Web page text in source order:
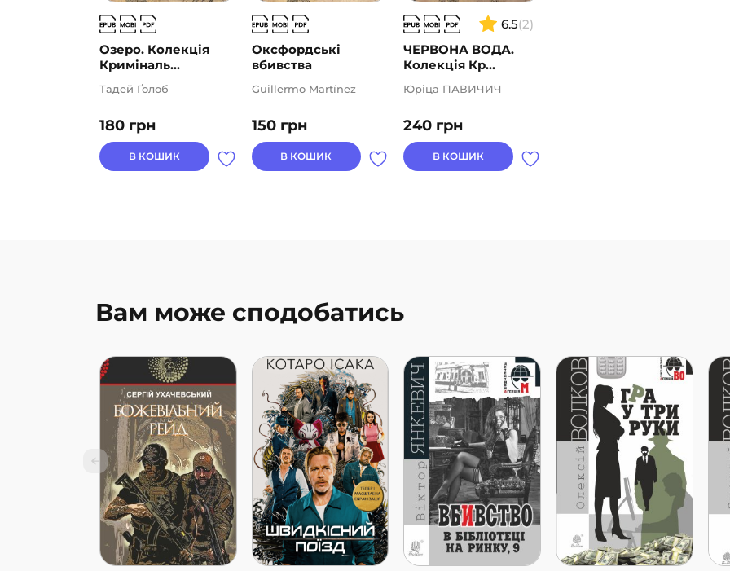
Озеро. Колекція
Криміналь...
180 грн
Тадей Ґолоб
В КОШИК
Оксфордські
вбивства
150 грн
Guillermo Martínez
В КОШИК
6.5(2)
ЧЕРВОНА ВОДА.
Колекція Кр...
240 грн
Юріца ПАВИЧИЧ
В КОШИК
Вам може сподобатись